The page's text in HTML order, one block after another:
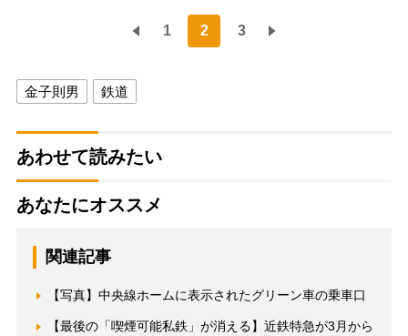
1 2 3
金子則男 鉄道
あわせて読みたい
あなたにオススメ
関連記事
【写真】中央線ホームに表示されたグリーン車の乗車口
【最後の「喫煙可能私鉄」が消える】近鉄特急が3月から